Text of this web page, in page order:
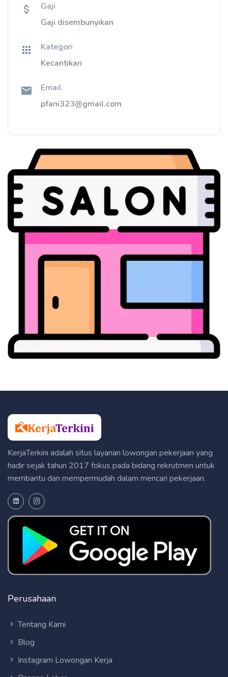
Gaji
Gaji disembunyikan
Kategori
Kecantikan
Email
pfani323@gmail.com
KerjaTerkini adalah situs layanan lowongan pekerjaan yang
hadir sejak tahun 2017 fokus pada bidang rekrutmen untuk
membantu dan mempermudah dalam mencari pekerjaan.
Perusahaan
Tentang Kami
Blog
Instagram Lowongan Kerja